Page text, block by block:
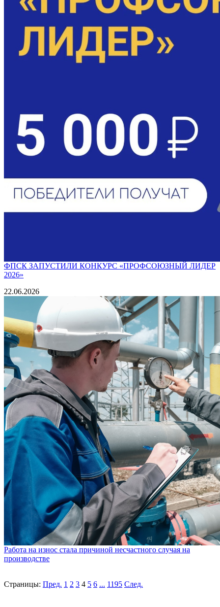
ФПСК ЗАПУСТИЛИ КОНКУРС «ПРОФСОЮЗНЫЙ ЛИДЕР
2026»
22.06.2026
Работа на износ стала причиной несчастного случая на
производстве
Страницы: Пред. 1 2 3 4 5 6 ... 1195 След.